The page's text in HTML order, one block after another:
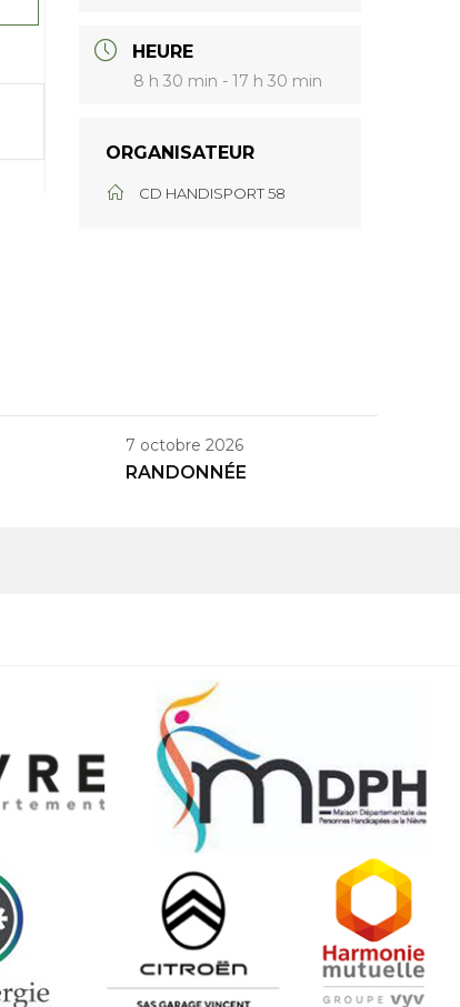
HEURE
8 h 30 min - 17 h 30 min
ORGANISATEUR
CD HANDISPORT 58
7 octobre 2026
RANDONNÉE